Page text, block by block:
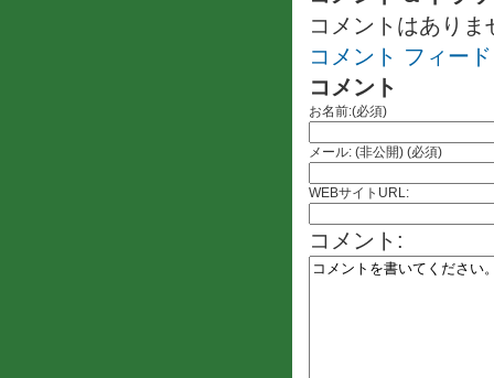
コメントはありま
コメント フィード
コメント
お名前:(必須)
メール: (非公開) (必須)
WEBサイトURL:
コメント: